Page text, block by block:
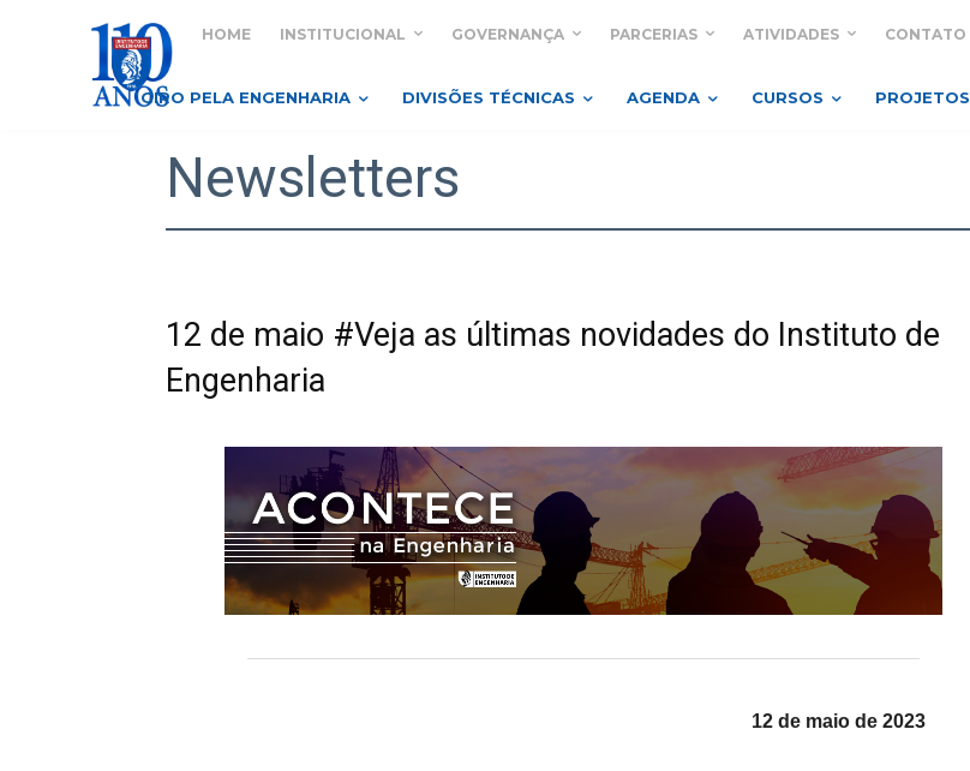
HOME INSTITUCIONAL GOVERNANÇA PARCERIAS ATIVIDADES CONTATO
GIRO PELA ENGENHARIA DIVISÕES TÉCNICAS AGENDA CURSOS PROJETOS
Newsletters
12 de maio #Veja as últimas novidades do Instituto de
Engenharia